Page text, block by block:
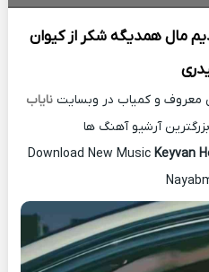
مال همدیگه شکر ازکیوان
معروف و کمیاب در وبسایت نایاب
آرشیو آهنگ ها
Download New Music Keyvan